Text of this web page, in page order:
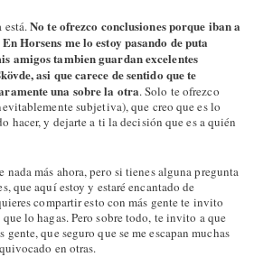
está.No te ofrezco conclusiones porque iban a
En Horsens me lo estoy pasando de puta
amigos tambien guardan excelentes
asi que carece de sentido que te
una sobre la otra. Solo te ofrezco
subjetiva), que creo que es lo
hacer, y dejarte a ti la decisión que es a quién
nada más ahora, pero si tienes alguna pregunta
que aquí estoy y estaré encantado de
compartir esto con más gente te invito
lo hagas. Pero sobre todo, te invito a que
gente, que seguro que se me escapan muchas
en otras.